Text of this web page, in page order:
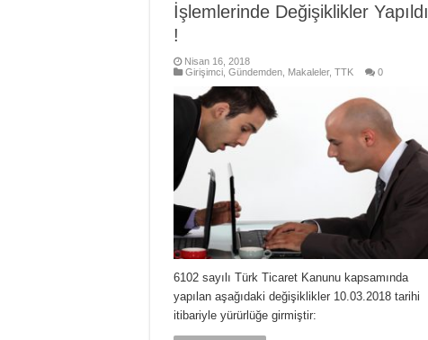
İşlemlerinde Değişiklikler Yapıldı
!
Nisan 16, 2018
Girişimci Gündemden Makaleler, TTK 0
6102 sayılı Türk Ticaret Kanunu kapsamında
yapılan aşağıdaki değişiklikler 10.03.2018 tarihi
itibariyle yürürlüğe girmiştir: